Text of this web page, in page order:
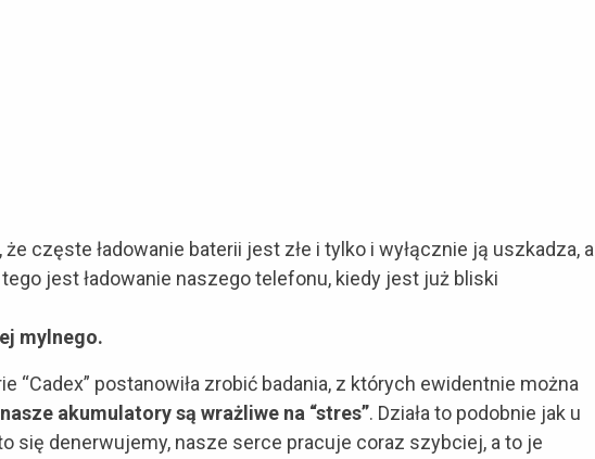
częste ładowanie baterii jest złe i tylko i wyłącznie ją uszkadza, a
jest ładowanie naszego telefonu, kiedy jest już bliski
mylnego.
“Cadex” postanowiła zrobić badania, z których ewidentnie można
nasze akumulatory są wrażliwe na “stres”. Działa to podobnie jak u
się denerwujemy, nasze serce pracuje coraz szybciej, a to je